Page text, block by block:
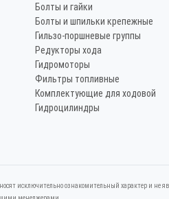
Болты и гайки
Болты и шпильки крепежные
Гильзо-поршневые группы
Редукторы хода
Гидромоторы
Фильтры топливные
Комплектующие для ходовой
Гидроцилиндры
исключитeльно ознакомительный харaктер и не